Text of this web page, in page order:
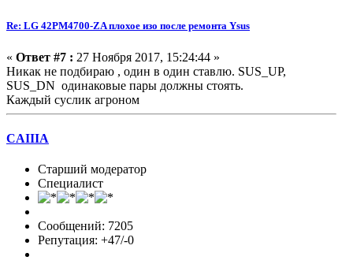
Re: LG 42PM4700-ZA плохое изо после ремонта Ysus
« Ответ #7 : 27 Ноября 2017, 15:24:44 »
Никак не подбираю , один в один ставлю. SUS_UP,
SUS_DN одинаковые пары должны стоять.
Каждый суслик агроном
CAIIIA
Старший модератор
Специалист
Сообщений: 7205
Репутация: +47/-0